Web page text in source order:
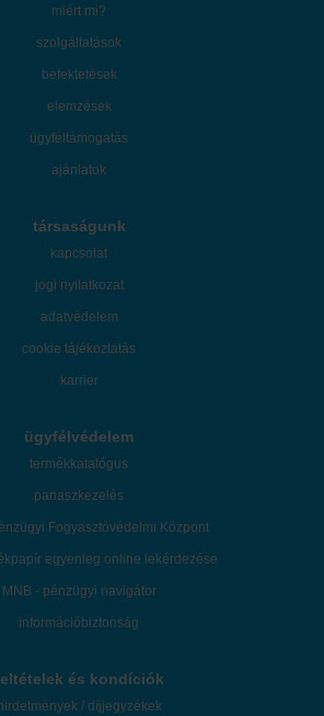
miért mi?
szolgáltatások
befektetések
elemzések
ügyféltámogatás
ajánlatok
társaságunk
kapcsolat
jogi nyilatkozat
adatvédelem
cookie tájékoztatás
karrier
ügyfélvédelem
termékkatalógus
panaszkezelés
Fogyasztóvédelmi Központ
egyenleg online lekérdezése
MNB - pénzügyi navigátor
információbiztonság
és kondíciók
hirdetmények / díjjegyzékek